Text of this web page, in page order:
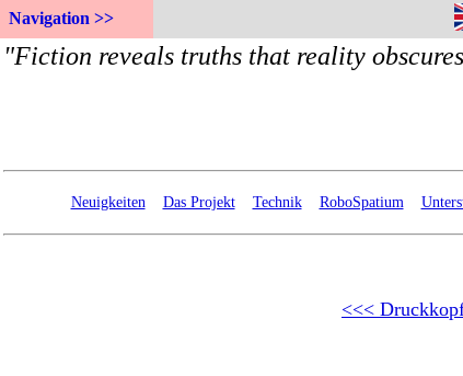
Navigation >>
Neuigkeiten Das Projekt Technik RoboSpatium
<<<